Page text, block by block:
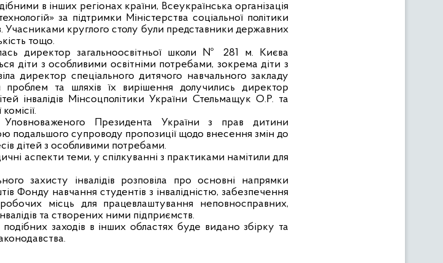
в інших регіонах країни, Всеукраїнська організація
за підтримки Міністерства соціальної політики
Учасниками круглого столу були представники державних
тощо.
директор загальноосвітньої школи № 281 м. Києва
діти з особливими освітніми потребами, зокрема діти з
директор спеціального дитячого навчального закладу
та шляхів їх вирішення долучились директор
інвалідів Мінсоцполітики України Стельмащук О.Р. та
Президента України з прав дитини
подальшого супроводу пропозиції щодо внесення змін до
дітей з особливими потребами.
аспекти теми, у спілкуванні з практиками намітили для
захисту інвалідів розповіла про основні напрямки
Фонду навчання студентів з інвалідністю, забезпечення
місць для працевлаштування неповносправних,
та створених ними підприємств.
заходів в інших областях буде видано збірку та